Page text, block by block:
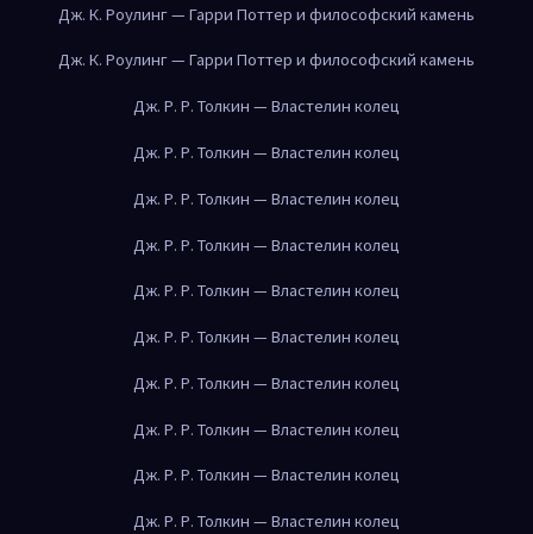
Дж. К. Роулинг — Гарри Поттер и философский камень
Дж. К. Роулинг — Гарри Поттер и философский камень
Дж. Р. Р. Толкин — Властелин колец
Дж. Р. Р. Толкин — Властелин колец
Дж. Р. Р. Толкин — Властелин колец
Дж. Р. Р. Толкин — Властелин колец
Дж. Р. Р. Толкин — Властелин колец
Дж. Р. Р. Толкин — Властелин колец
Дж. Р. Р. Толкин — Властелин колец
Дж. Р. Р. Толкин — Властелин колец
Дж. Р. Р. Толкин — Властелин колец
Дж. Р. Р. Толкин — Властелин колец